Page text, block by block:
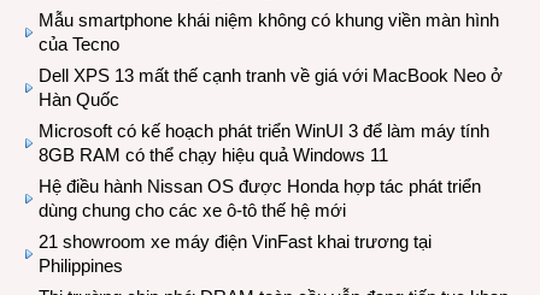
Mẫu smartphone khái niệm không có khung viền màn hình
của Tecno
Dell XPS 13 mất thế cạnh tranh về giá với MacBook Neo ở
Hàn Quốc
Microsoft có kế hoạch phát triển WinUI 3 để làm máy tính
8GB RAM có thể chạy hiệu quả Windows 11
Hệ điều hành Nissan OS được Honda hợp tác phát triển
dùng chung cho các xe ô-tô thế hệ mới
21 showroom xe máy điện VinFast khai trương tại
Philippines